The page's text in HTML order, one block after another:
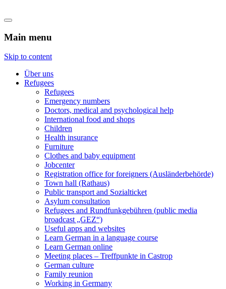
Main menu
Skip to content
Über uns
Refugees
Refugees
Emergency numbers
Doctors, medical and psychological help
International food and shops
Children
Health insurance
Furniture
Clothes and baby equipment
Jobcenter
Registration office for foreigners (Ausländerbehörde)
Town hall (Rathaus)
Public transport and Sozialticket
Asylum consultation
Refugees and Rundfunkgebühren (public media
broadcast „GEZ“)
Useful apps and websites
Learn German in a language course
Learn German online
Meeting places – Treffpunkte in Castrop
German culture
Family reunion
Working in Germany